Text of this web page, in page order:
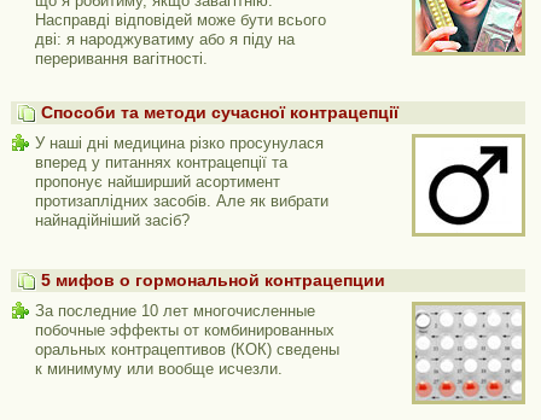
Насправді відповідей може бути всього
дві: я народжуватиму або я піду на
переривання вагітності.
Способи та методи сучасної контрацепції
У наші дні медицина різко просунулася
вперед у питаннях контрацепції та
пропонує найширший асортимент
протизаплідних засобів. Але як вибрати
найнадійніший засіб?
5 мифов о гормональной контрацепции
За последние 10 лет многочисленные
побочные эффекты от комбинированных
оральных контрацептивов (КОК) сведены
к минимуму или вообще исчезли.